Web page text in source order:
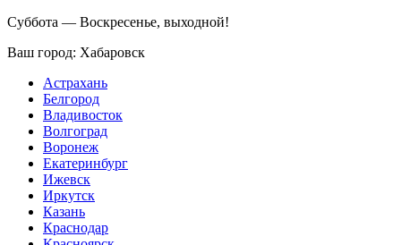
Суббота — Воскресенье, выходной!
Ваш город: Хабаровск
Астрахань
Белгород
Владивосток
Волгоград
Воронеж
Екатеринбург
Ижевск
Иркутск
Казань
Краснодар